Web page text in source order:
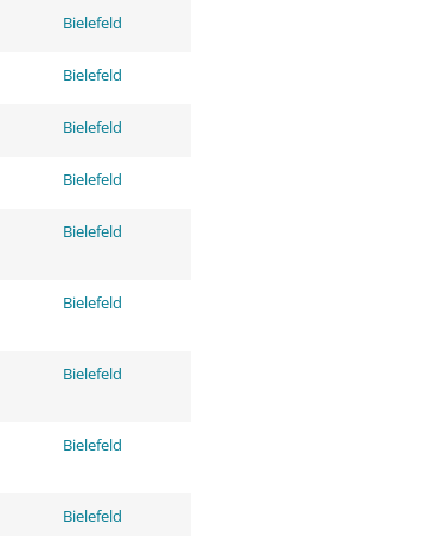
Bielefeld
Bielefeld
Bielefeld
Bielefeld
Bielefeld
Bielefeld
Bielefeld
Bielefeld
Bielefeld